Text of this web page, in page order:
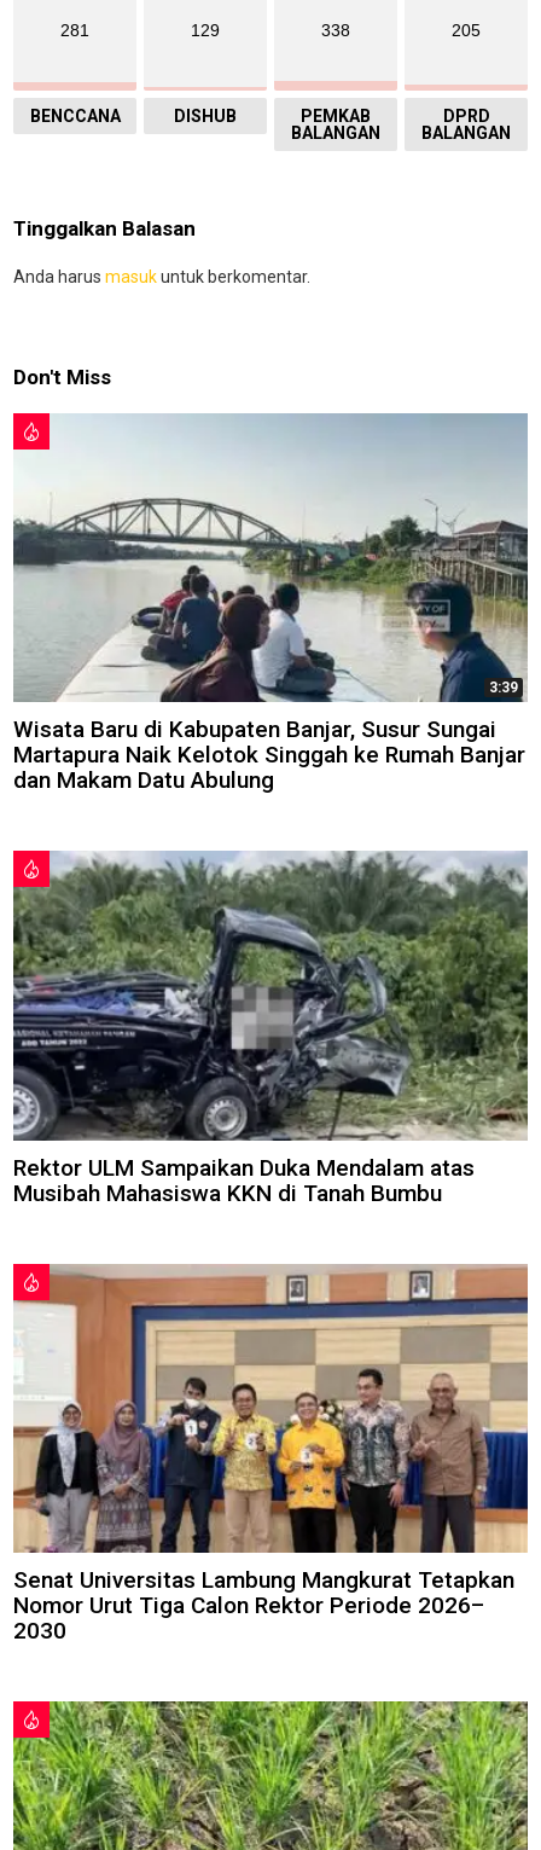
281
BENCCANA
129
DISHUB
338
PEMKAB
BALANGAN
205
DPRD
BALANGAN
Tinggalkan Balasan
Anda harus masukuntuk berkomentar.
Don't Miss
3:39
Wisata Baru di Kabupaten Banjar, Susur Sungai
Martapura Naik Kelotok Singgah ke Rumah Banjar
dan Makam Datu Abulung
Rektor ULM Sampaikan Duka Mendalam atas
Musibah Mahasiswa KKN di Tanah Bumbu
Senat Universitas Lambung Mangkurat Tetapkan
Nomor Urut Tiga Calon Rektor Periode 2026–
2030